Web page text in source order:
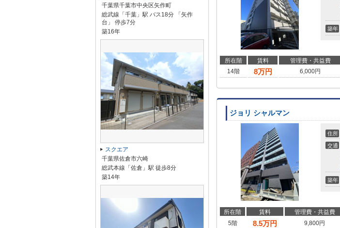
築年
所在階 賃料 管理費・共益費
14階
8万円 6,000円
ジョリ シャルマン
住所
交通
築年
所在階 賃料 管理費・共益費
5階
8.5万円 9,800円
千葉県千葉市中央区矢作町
総武線「千葉」駅 バス18分 「矢作
台」 停歩7分
築16年
スクエア
千葉県佐倉市六崎
総武本線「佐倉」駅 徒歩8分
築14年